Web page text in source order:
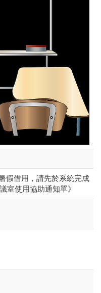
假借用，請先於系統完成
室使用協助通知單》